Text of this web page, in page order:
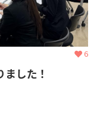
6
した！